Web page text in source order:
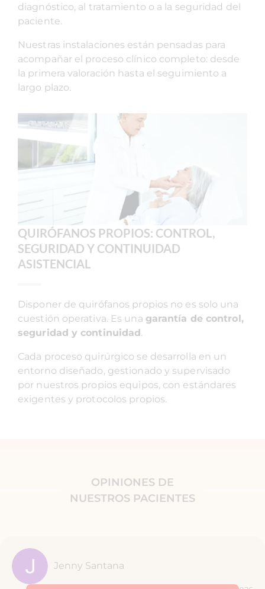
diagnóstico, al tratamiento o a la seguridad del
paciente.
Nuestras instalaciones están pensadas para
acompañar el proceso clínico completo: desde
la primera valoración hasta el seguimiento a
largo plazo.
QUIRÓFANOS PROPIOS: CONTROL,
SEGURIDAD Y CONTINUIDAD
ASISTENCIAL
Disponer de quirófanos propios no es solo una
cuestión operativa. Es una garantía de control,
seguridad y continuidad.
Cada proceso quirúrgico se desarrolla en un
entorno diseñado, gestionado y supervisado
por nuestros propios equipos, con estándares
exigentes y protocolos propios.
OPINIONES DE
NUESTROS PACIENTES
Jenny Santana